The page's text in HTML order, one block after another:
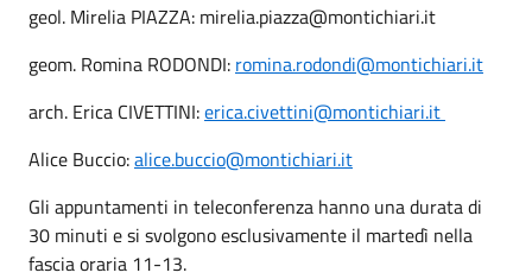
geol. Mirelia PIAZZA: mirelia.piazza@montichiari.it
geom. Romina RODONDI: romina.rodondi@montichiari.it
arch. Erica CIVETTINI:erica.civettini@montichiari.it
Alice Buccio:alice.buccio@montichiari.it
Gli appuntamenti in teleconferenza hanno una durata di
30 minuti e si svolgono esclusivamente il martedì nella
fascia oraria 11-13.